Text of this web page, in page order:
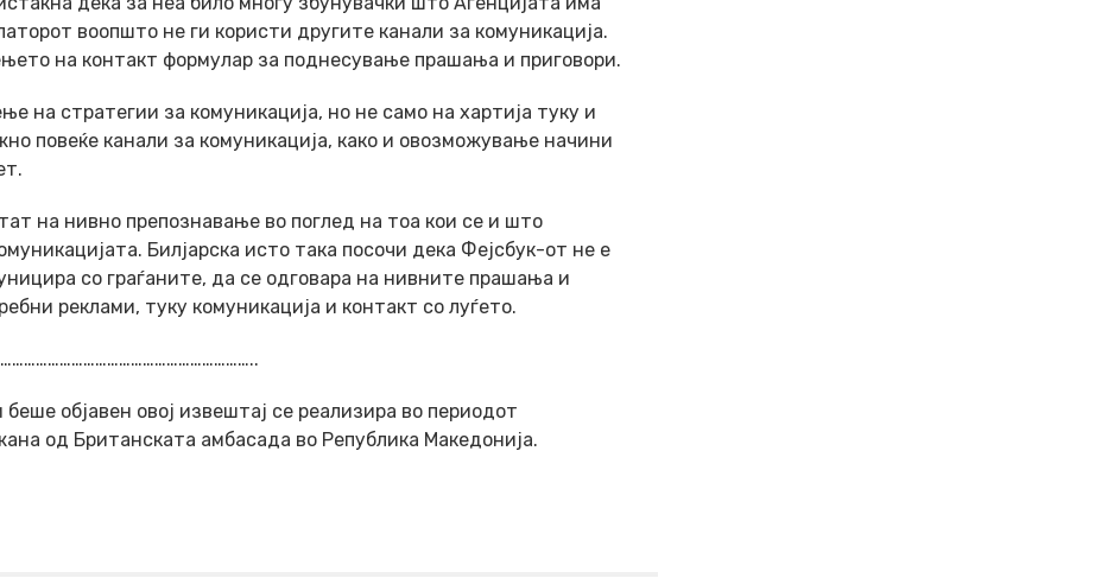
воопшто не ги користи другите канали за комуникација.
на контакт формулар за поднесување прашања и приговори.
на стратегии за комуникација, но не само на хартија туку и
повеќе канали за комуникација, како и овозможување начини
на нивно препознавање во поглед на тоа кои се и што
Билјарска исто така посочи дека Фејсбук-от не е
со граѓаните, да се одговара на нивните прашања и
реклами, туку комуникација и контакт со луѓето.
објавен овој извештај се реализира во периодот
од Британската амбасада во Република Македонија.